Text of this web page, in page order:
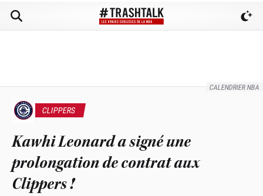
CALENDRIER NBA
CLIPPERS
Kawhi Leonard a signé une
prolongation de contrat aux
Clippers !